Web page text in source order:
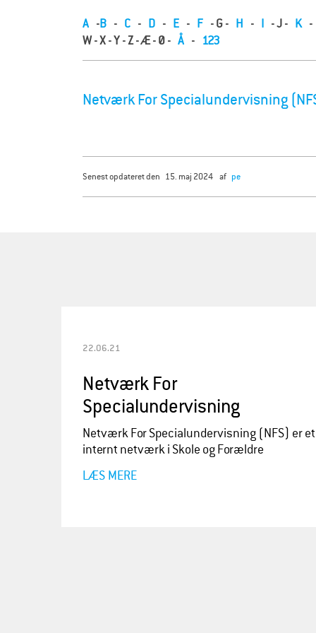
A -B - C - D - E - F - G - H - I - J - K-
W - X - Y - Z - Æ - Ø - Å - 123
Netværk For Specialundervisning
senest opdateret den 15. maj 2024 af pe
22.06.21
Netværk For
Specialundervisning
Netværk For Specialundervisning (NFS) er et
internt netværk i Skole og Forældre
LÆS MERE